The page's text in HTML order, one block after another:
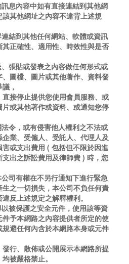
息內容中如有直接連結到其他網
其他網址之內容不違背上述規
結到其他任何網站、軟體或資訊
正確性、適用性、時效性與是否
張貼或發表之內容做任何形式或
圖檔、圖片或其他著作、資料發
，
接停止提供您使用會員服務、或
或其他著作或資料、或通知您停
令，或有侵害他人權利之不法或
業、受僱人、受託人、代理人及
或支出費用 ( 包括但不限於因進
出之訴訟費用及律師費 ) 時，您
司有權在不另行通知下進行緊急
之一切損失，本公司不負任何責
反上述規定之解釋權利。
被保護之安全元件，使用該等資
予本網路之內容提供者所定的使
避任何內含於本網路本身或元件
行、散佈或公開展示本網路所提
被嚴格禁止。